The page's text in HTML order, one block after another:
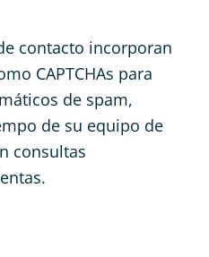
contacto incorporan
CAPTCHAs para
de spam,
de su equipo de
consultas